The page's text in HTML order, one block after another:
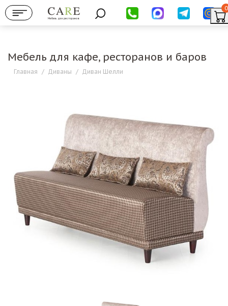
Мебель для ресторанов
0
Мебель для кафе, ресторанов и баров
Главная / Диваны / Диван Шелли